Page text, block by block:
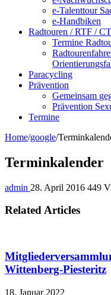
e-Talenttour
e-Handbiken
Radtouren / RTF /
Termine
Paracycling
Prävention
Gemeinsam
Prävention
Termine
Home/google/
Terminkalender
admin 28. April 2016 449
Related Articles
Wittenberg-Piesteritz
18. Januar 2022